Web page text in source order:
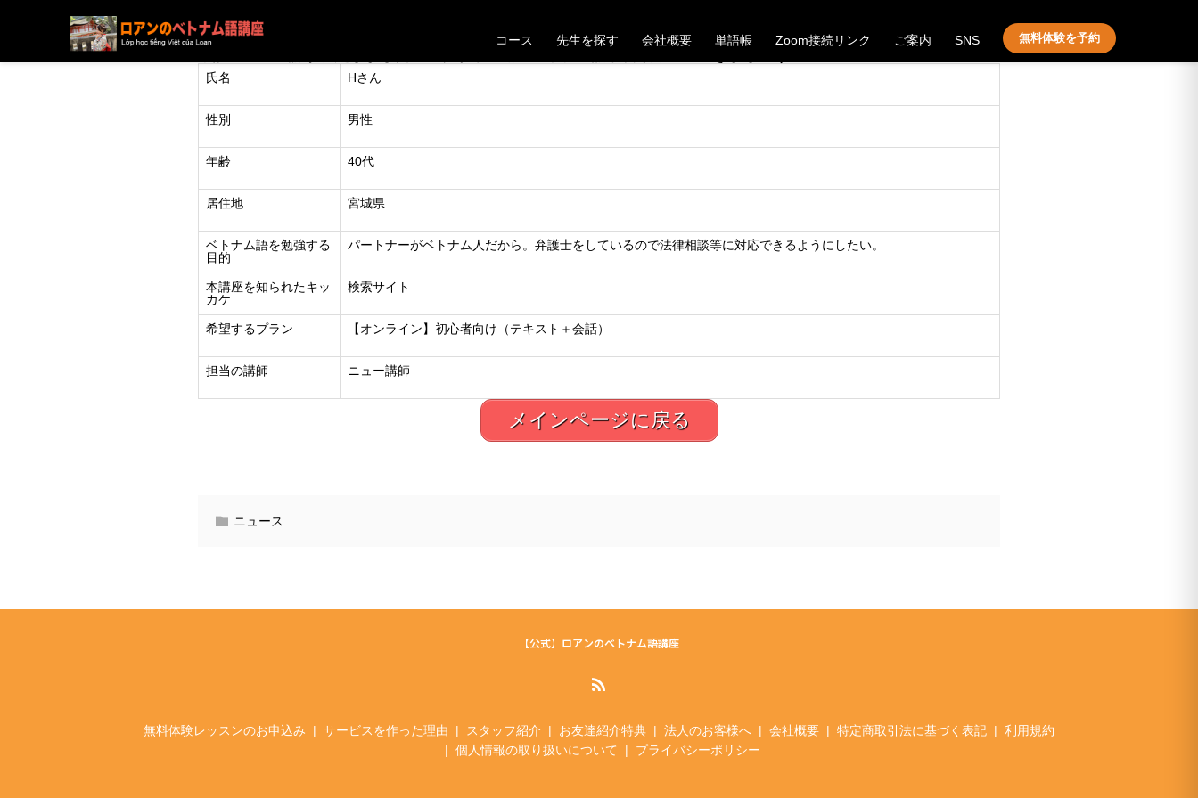
コース 先生を探す 会社概要 単語帳 Zoom接続リンク ご案内 SNS 無料体験を予約
氏名 Hさん
性別 男性
年齢 40代
居住地 宮城県
ベトナム語を勉強する
目的
パートナーがベトナム人だから。弁護士をしているので法律相談等に対応できるようにしたい。
本講座を知られたキッ
カケ
検索サイト
希望するプラン 【オンライン】初心者向け（テキスト＋会話）
担当の講師 ニュー講師
メインページに戻る
ニュース
【公式】ロアンのベトナム語講座
無料体験レッスンのお申込み サービスを作った理由 スタッフ紹介 お友達紹介特典 法人のお客様へ 会社概要 特定商取引法に基づく表記
利用規約
個人情報の取り扱いについて
プライバシーポリシー